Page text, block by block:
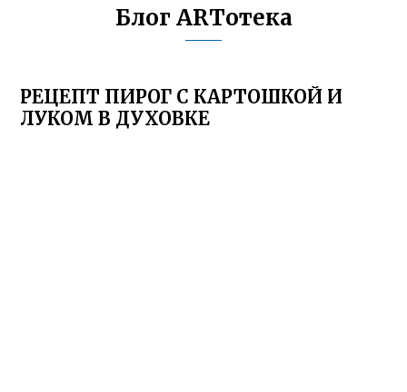
Блог ARTотека
РЕЦЕПТ ПИРОГ С КАРТОШКОЙ И
ЛУКОМ В ДУХОВКЕ